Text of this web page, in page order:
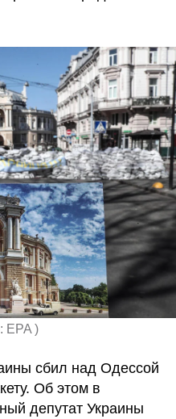
EPA )
сбил над Одессой
Об этом в
депутат Украины